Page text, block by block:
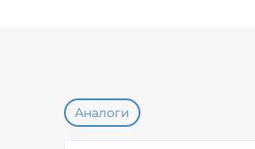
Аналоги